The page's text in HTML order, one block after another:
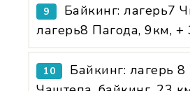
9
Байкинг: лагерь7
лагерь8 Пагода, 9км,
10
Байкинг: лагерь